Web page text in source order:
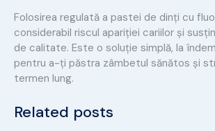
Folosirea regulată a pastei de dinți cu
considerabil riscul apariției cariilor și
de calitate. Este o soluție simplă, la
pentru a-ți păstra zâmbetul sănătos și
termen lung.
Related posts